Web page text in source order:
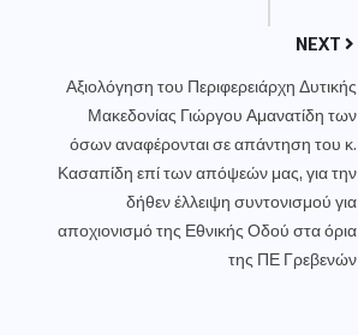
NEXT
Αξιολόγηση του Περιφερειάρχη Δυτικής
Μακεδονίας Γιώργου Αμανατίδη των
όσων αναφέρονται σε απάντηση του κ.
Κασαπίδη επί των απόψεών μας, για την
δήθεν έλλειψη συντονισμού για
αποχιονισμό της Εθνικής Οδού στα όρια
της ΠΕ Γρεβενών